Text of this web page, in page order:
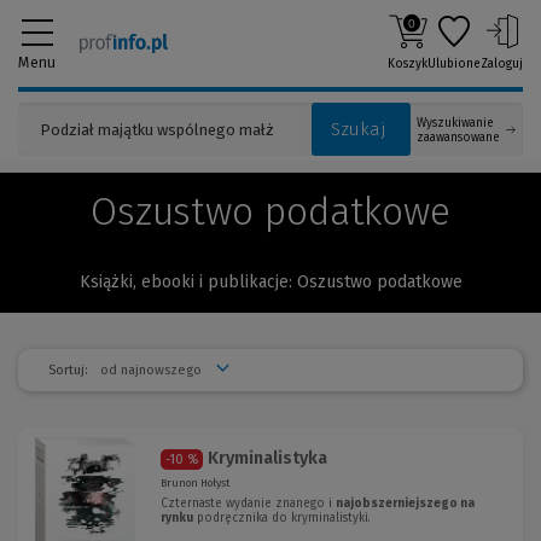
Menu
Szukaj
Wyszukiwanie
zaawansowane
0
KoszykUlubioneZaloguj
Oszustwo podatkowe
Książki, ebooki i publikacje: Oszustwo podatkowe
Sortuj:
-10 % Kryminalistyka
Brunon Hołyst
Czternaste wydanie znanego i najobszerniejszego na
rynku podręcznika do kryminalistyki.